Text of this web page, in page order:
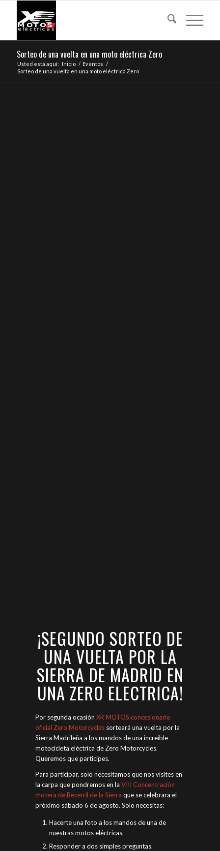
Sorteo de una vuelta en una moto eléctrica Zero
Usted está aquí: Inicio / Eventos /
Sorteo de una vuelta en una moto eléctrica Zero
¡SEGUNDO SORTEO DE
UNA VUELTA POR LA
SIERRA DE MADRID EN
UNA ZERO ELECTRICA!
Por segunda ocasión XR MOTOS concesionario
oficial Zero Motorcycles sorteará una vuelta por la
Sierra Madrileña a los mandos de una increíble
motocicleta eléctrica de Zero Motorcycles.
Queremos que participes.
Para participar, solo necesitamos que nos visites en
la carpa que pondremos en la VIII Concentración
motera de Becerril de la Sierra que se celebrara el
próximo sábado 6 de agosto. Solo necesitas:
Hacerte una foto a los mandos de una de
nuestras motos eléctricas.
Responder a dos simples preguntas.